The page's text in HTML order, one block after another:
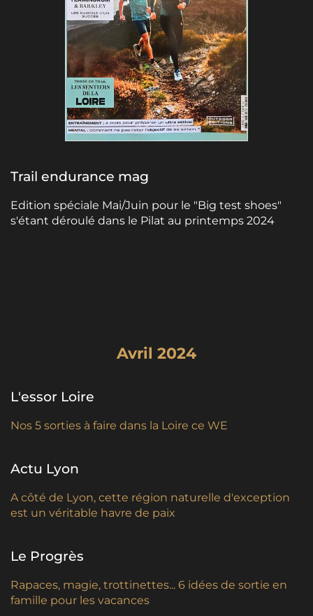
Trail endurance mag
Edition spéciale Mai/Juin pour le "Big test shoes"
s'étant déroulé dans le Pilat au printemps 2024
Avril 2024
L'essor Loire
Nos 5 sorties à faire dans la Loire ce WE
Actu Lyon
A côté de Lyon, cette région naturelle d'exception
est un véritable havre de paix
Le Progrès
Rapaces, magie, trottinettes... 6 idées de sortie en
famille pour les vacances